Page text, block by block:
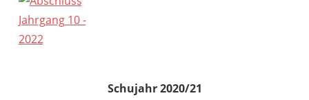
Schujahr 2020/21